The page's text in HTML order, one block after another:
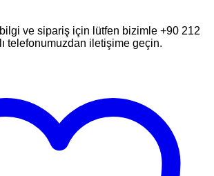
ve sipariş için lütfen bizimle +90 212
telefonumuzdan iletişime geçin.